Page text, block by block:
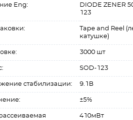
Eng:
DIODE ZENER
123
Tape and Reel
катушке)
3000 шт
SOD-123
стабилизации: 9.1В
±5%
410мВт